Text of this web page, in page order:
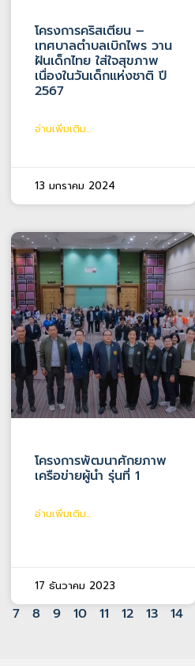
โครงการคริสเตียน –
เทศบาลตำบลเบิกไพร วาน
ฝันเด็กไทย ใส่ใจสุขภาพ
เนื่องในวันเด็กแห่งชาติ ปี
2567
อ่านเพิ่มเติม...
13 มกราคม 2024
โครงการพัฒนาศักยภาพ
เครือข่ายผู้นำ รุ่นที่ 1
อ่านเพิ่มเติม...
17 ธันวาคม 2023
7 8 9 10 11 12 13 14